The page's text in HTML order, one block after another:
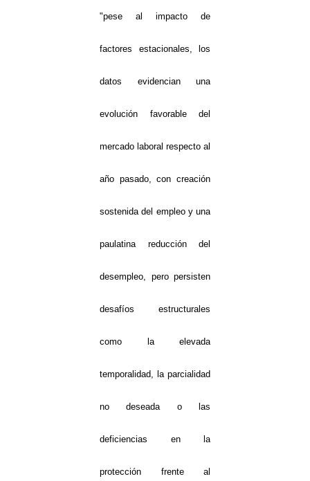
"pese al impacto de
factores estacionales, los
datos evidencian una
evolución favorable del
mercado laboral respecto al
año pasado, con creación
sostenida del empleo y una
paulatina reducción del
desempleo, pero persisten
desafíos estructurales
como la elevada
temporalidad, la parcialidad
no deseada o las
deficiencias en la
protección frente al